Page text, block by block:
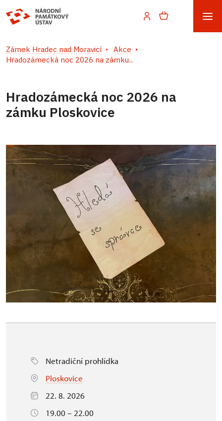
Zámek Hradec nad Moravicí
Akce
Hradozámecká noc 2026 na zámku...
Hradozámecká noc 2026 na
zámku Ploskovice
Netradiční prohlídka
Ploskovice
22. 8. 2026
19.00 – 22.00